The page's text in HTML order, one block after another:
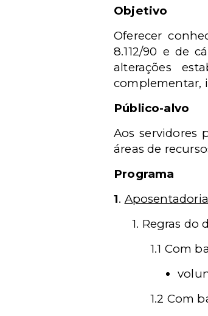
Objetivo
Oferecer
8.112/90 e de
alterações
complementar,
Público-alvo
Aos servidores
áreas de
Programa
1.
1. Regras do
1.1 Com
1.2 Com